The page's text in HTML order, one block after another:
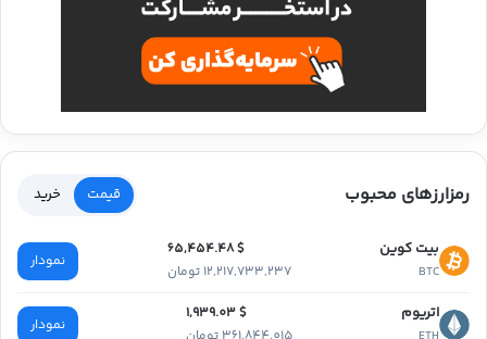
رمزارزهای محبوب قیمت خرید
بیت کوین
BTC
$ 65,454.48
12,217,733,237 تومان
نمودار
اتریوم
$ 1,939.03
نمودار